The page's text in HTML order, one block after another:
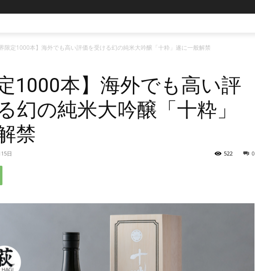
界限定1000本】海外でも高い評価を受ける幻の純米大吟醸「十粋」遂に一般解禁
1000本】海外でも高い評
幻の純米大吟醸「十粋」
禁
日 0
522